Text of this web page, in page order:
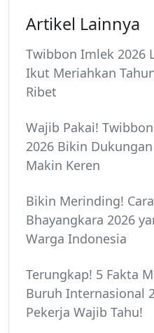
Artikel Lainnya
Twibbon Imlek 2026
Ikut Meriahkan
Ribet
Wajib Pakai!
2026 Bikin
Makin Keren
Bikin Merinding!
Bhayangkara 2026
Warga Indonesia
Terungkap! 5 Fakta
Buruh Internasional
Pekerja Wajib Tahu!